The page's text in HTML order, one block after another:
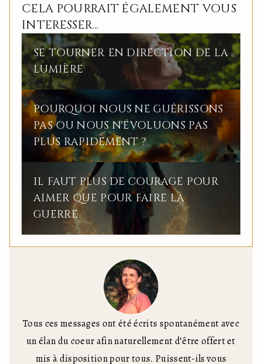
CELA POURRAIT ÉGALEMENT VOUS
INTERESSER...
SE TOURNER EN DIRECTION DE LA
LUMIÈRE
POURQUOI NOUS NE GUÉRISSONS
PAS OU NOUS N'ÉVOLUONS PAS
PLUS RAPIDEMENT ?
IL FAUT PLUS DE COURAGE POUR
AIMER QUE POUR FAIRE LA
GUERRE
Tous ces messages ont été écrits spontanément avec
un élan du coeur afin naturellement d’être offert et
mis à disposition pour tous. Puissent-ils vous